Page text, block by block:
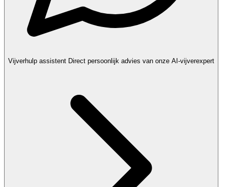
Vijverhulp assistent Direct persoonlijk advies van onze AI-vijverexpert